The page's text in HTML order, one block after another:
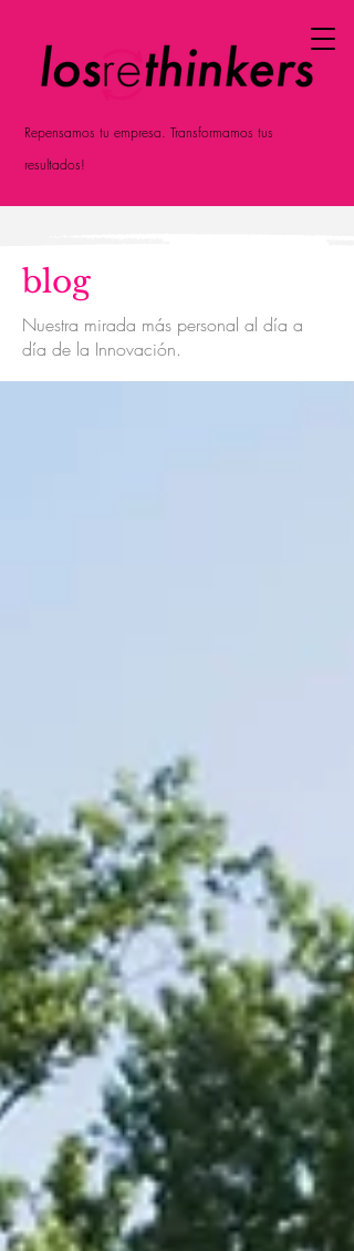
Repensamos tu empresa. Transformamos tus
resultados!
blog
Nuestra mirada más personal al día a
día de la Innovación.